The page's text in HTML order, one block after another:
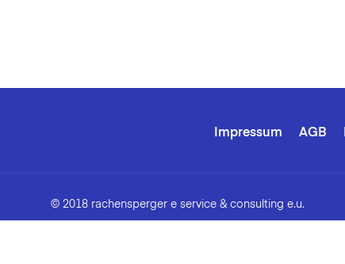
Impressum AGB
© 2018 rachensperger e service & consulting e.u.